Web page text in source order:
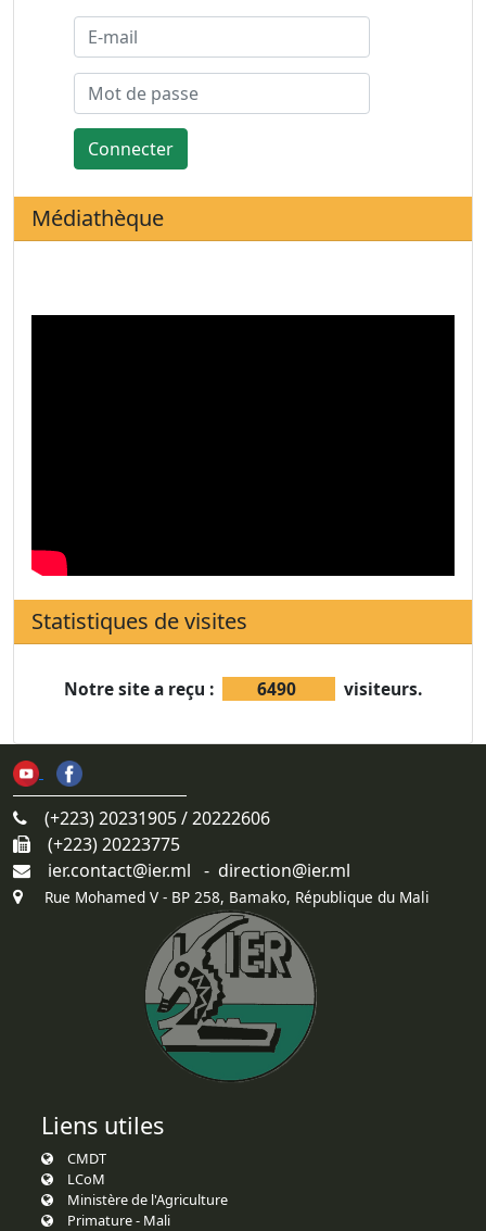
Connecter
Médiathèque
Statistiques de visites
Notre site a reçu : 6490 visiteurs.
(+223) 20231905 / 20222606
(+223) 20223775
ier.contact@ier.ml - direction@ier.ml
Rue Mohamed V - BP 258, Bamako, République du Mali
Liens utiles
CMDT
LCoM
Ministère de l'Agriculture
Primature - Mali